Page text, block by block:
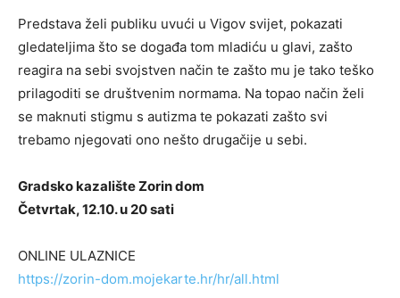
Predstava želi publiku uvući u Vigov svijet, pokazati
gledateljima što se događa tom mladiću u glavi, zašto
reagira na sebi svojstven način te zašto mu je tako teško
prilagoditi se društvenim normama. Na topao način želi
se maknuti stigmu s autizma te pokazati zašto svi
trebamo njegovati ono nešto drugačije u sebi.
Gradsko kazalište Zorin dom
Četvrtak, 12.10. u 20 sati
ONLINE ULAZNICE
https://zorin-dom.mojekarte.hr/hr/all.html